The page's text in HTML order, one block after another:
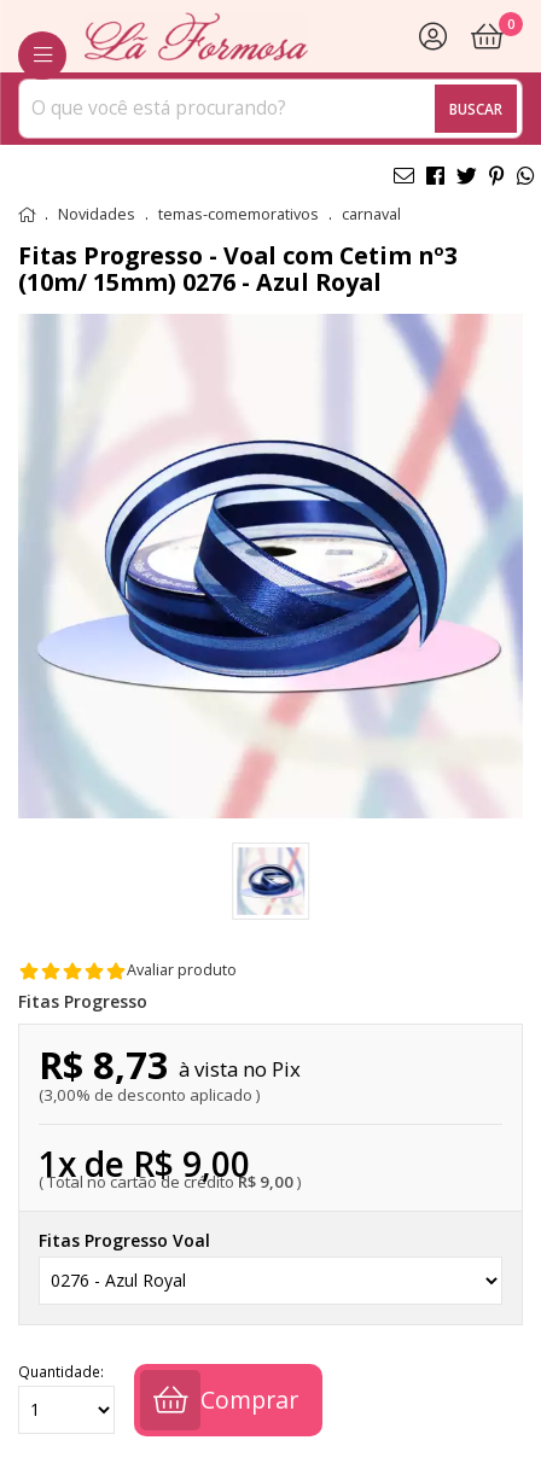
BUSCAR
0
Novidades temas-comemorativos carnaval
Fitas Progresso - Voal com Cetim nº3
(10m/ 15mm) 0276 - Azul Royal
Avaliar produto
Fitas Progresso
R$ 9,00
1x de R$ 9,00
R$ 8,73
3,00% de desconto aplicado
Pix
Fitas Progresso Voal
Quantidade:
Comprar